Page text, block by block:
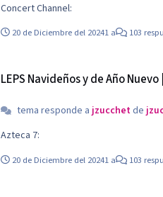
Concert Channel:
20 de Diciembre del 20241 a 103
LEPS Navideños y de Año
tema responde ajzucchetde
Azteca 7:
20 de Diciembre del 20241 a 103